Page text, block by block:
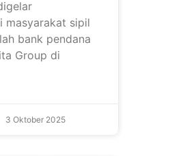
masyarakat sipil
bank pendana
Group di
3 Oktober 2025